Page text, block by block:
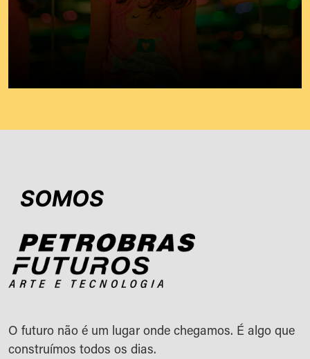
SOMOS
O futuro não é um lugar onde chegamos. É algo que
construímos todos os dias.